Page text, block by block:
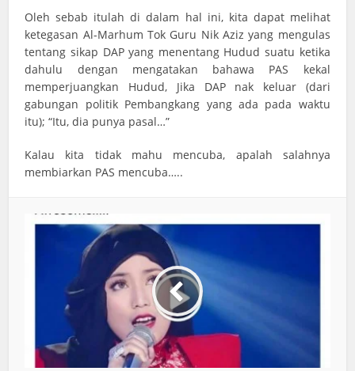
Oleh sebab itulah di dalam hal ini, kita dapat melihat
ketegasan Al-Marhum Tok Guru Nik Aziz yang mengulas
tentang sikap DAP yang menentang Hudud suatu ketika
dahulu dengan mengatakan bahawa PAS kekal
memperjuangkan Hudud, Jika DAP nak keluar (dari
gabungan politik Pembangkang yang ada pada waktu
itu); “Itu, dia punya pasal…”
Kalau kita tidak mahu mencuba, apalah salahnya
membiarkan PAS mencuba…..